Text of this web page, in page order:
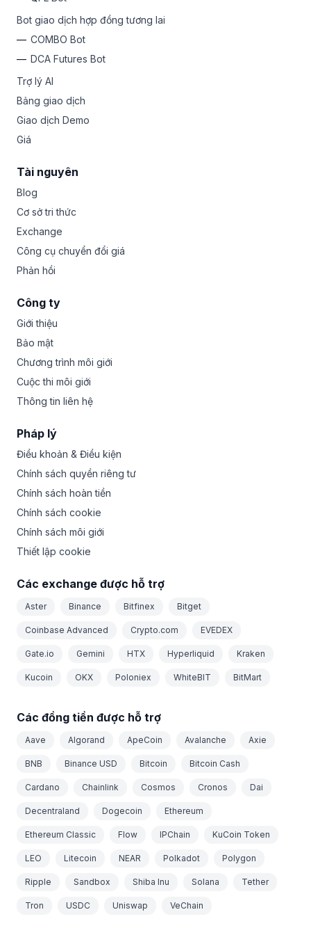
Bot giao dịch hợp đồng tương lai
COMBO Bot
DCA Futures Bot
Trợ lý AI
Bảng giao dịch
Giao dịch Demo
Giá
Tài nguyên
Blog
Cơ sở tri thức
Exchange
Công cụ chuyển đổi giá
Phản hồi
Công ty
Giới thiệu
Bảo mật
Chương trình môi giới
Cuộc thi môi giới
Thông tin liên hệ
Pháp lý
Điều khoản & Điều kiện
Chính sách quyền riêng tư
Chính sách hoàn tiền
Chính sách cookie
Chính sách môi giới
Thiết lập cookie
Các exchange được hỗ trợ
Aster Binance Bitfinex Bitget
Coinbase Advanced Crypto.com EVEDEX
Gate.io Gemini HTX Hyperliquid Kraken
Kucoin OKX Poloniex WhiteBIT BitMart
Các đồng tiền được hỗ trợ
Aave Algorand ApeCoin Avalanche Axie
BNB Binance USD Bitcoin Bitcoin Cash
Cardano Chainlink Cosmos Cronos Dai
Decentraland Dogecoin Ethereum
Ethereum Classic Flow IPChain KuCoin Token
LEO Litecoin NEAR Polkadot Polygon
Ripple Sandbox Shiba Inu Solana Tether
Tron USDC Uniswap VeChain